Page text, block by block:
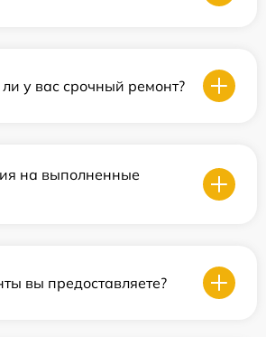
у вас срочный ремонт?
на выполненные
вы предоставляете?